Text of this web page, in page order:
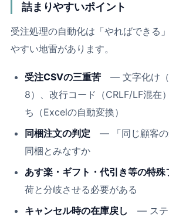
詰まりやすいポイント
受注処理の自動化は「やればできる
やすい地雷があります。
受注CSVの三重苦 ― 文字化け
8）、改行コード（CRLF/LF混在
ち（Excelの自動変換）
同梱注文の判定 ― 「同じ顧客の
同梱とみなすか
あす楽・ギフト・代引き等の特殊
荷と分岐させる必要がある
キャンセル時の在庫戻し ― ステ